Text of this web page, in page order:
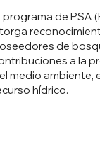
programa de PSA
de
a la
medio ambiente,
hídrico.